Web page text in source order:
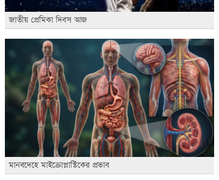
জাতীয় প্রেমিকা দিবস আজ
মানবদেহে মাইক্রোপ্লাস্টিকের প্রভাব